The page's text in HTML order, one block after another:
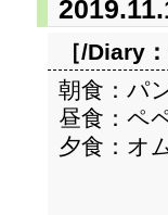
［/Diary：
朝食：パ
昼食：ペ
夕食：オ